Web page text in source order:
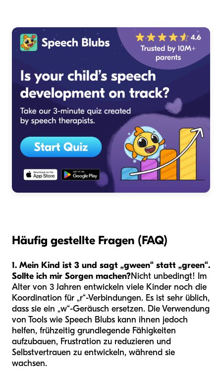
Häufig gestellte Fragen (FAQ)
1. Mein Kind ist 3 und sagt „gween“ statt „green“.
Sollte ich mir Sorgen machen?Nicht unbedingt! Im
Alter von 3 Jahren entwickeln viele Kinder noch die
Koordination für „r“-Verbindungen. Es ist sehr üblich,
dass sie ein „w“-Geräusch ersetzen. Die Verwendung
von Tools wie Speech Blubs kann ihnen jedoch
helfen, frühzeitig grundlegende Fähigkeiten
aufzubauen, Frustration zu reduzieren und
Selbstvertrauen zu entwickeln, während sie
wachsen.